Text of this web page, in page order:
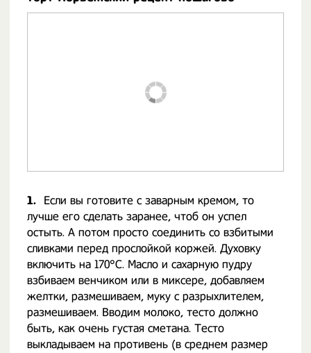
1.
Если вы готовите с заварным кремом, то
лучше его сделать заранее, чтоб он успел
остыть. А потом просто соединить со взбитыми
сливками перед прослойкой коржей. Духовку
включить на 170°С. Масло и сахарную пудру
взбиваем венчиком или в миксере, добавляем
желтки, размешиваем, муку с разрыхлителем,
размешиваем. Вводим молоко, тесто должно
быть, как очень густая сметана. Тесто
выкладываем на противень (в среднем размер